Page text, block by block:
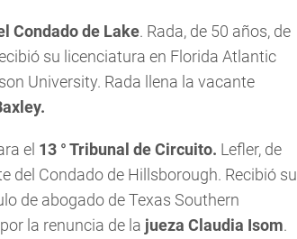
Condado de Lake. Rada, de 50 años, de
su licenciatura en Florida Atlantic
University. Rada llena la vacante
el 13 ° Tribunal de Circuito. Lefler, de
del Condado de Hillsborough. Recibió su
de abogado de Texas Southern
la renuncia de la jueza Claudia Isom.